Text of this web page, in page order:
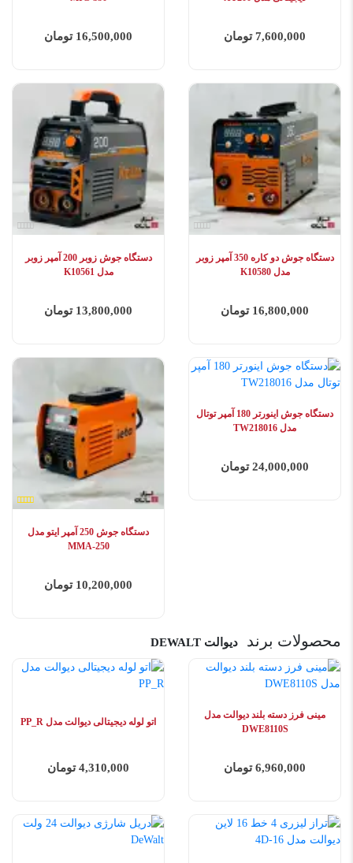
7,600,000 تومان 16,500,000 تومان
دستگاه جوش دو کاره 350 آمپر زوبر
مدل K10580
16,800,000 تومان
دستگاه جوش زوبر 200 آمپر زوبر
مدل K10561
13,800,000 تومان
دستگاه جوش اینورتر 180 آمپر توتال
مدل TW218016
24,000,000 تومان
دستگاه جوش 250 آمپر ایتو مدل
MMA-250
10,200,000 تومان
محصولات برند دیوالت DEWALT
مینی فرز دسته بلند دیوالت مدل
DWE8110S
6,960,000 تومان
اتو لوله دیجیتالی دیوالت مدل PP_R
4,310,000 تومان